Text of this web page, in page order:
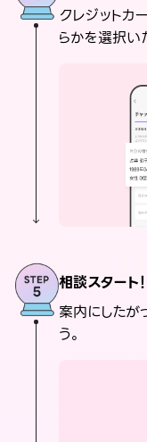
クレジットカ
らかを選択い
相談スタート！
案内にしたが
う。